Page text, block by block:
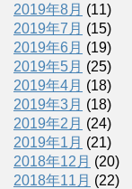
2019年8月 (11)
2019年7月 (15)
2019年6月 (19)
2019年5月 (25)
2019年4月 (18)
2019年3月 (18)
2019年2月 (24)
2019年1月 (21)
2018年12月 (20)
2018年11月 (22)